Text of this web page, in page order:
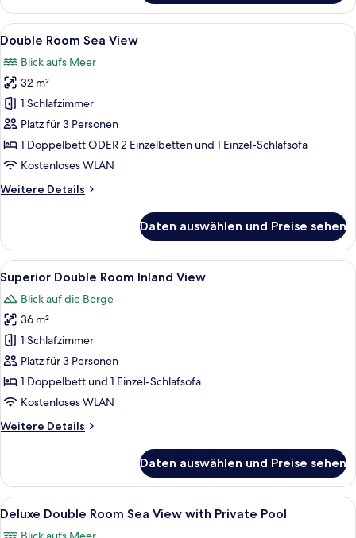
Room
Limited
Sea
Alle
Fotos
für
Double
Room
Sea
View
anzeigen
Zimmersafe, Schreibtisch,
5
Double Room Sea View
Blick aufs Meer
32 m²
1 Schlafzimmer
Platz für 3 Personen
1 Doppelbett ODER 2 Einzelbetten und 1 Einzel-Schlafsofa
Kostenloses WLAN
Weitere Details
Weitere
Room
Sea
View
Daten auswählen und Preise sehen
Alle
Fotos
für
Superior
Double
Room
Inland
View
Superior Double Room Inland View
6
Superior Double Room Inland View
Blick auf die Berge
36 m²
1 Schlafzimmer
Platz für 3 Personen
1 Doppelbett und 1 Einzel-Schlafsofa
Kostenloses WLAN
Weitere Details
Weitere
Double
Room
Inland
Daten auswählen und Preise sehen
Alle
Fotos
Deluxe Double Room Sea View with
6
Deluxe Double Room Sea View with Private Pool